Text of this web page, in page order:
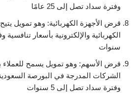
وفترة سداد تصل إلى 25 عامًا
قرض الأجهزة الكهربائية: وهو تمويل
سنوات
قرض الأسهم: وهو تمويل يسمح للعملاء
الشركات المدرجة في البورصة
وفترة سداد تصل إلى 5 سنوات